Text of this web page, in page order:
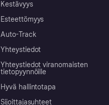
Kestävyys
Esteettömyys
Auto-Track
Yhteystiedot
Yhteystiedot viranomaisten
tietopyynnöille
Hyvä hallintotapa
Sijoittajasuhteet